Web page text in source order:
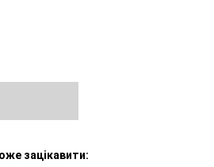
зацікавити: